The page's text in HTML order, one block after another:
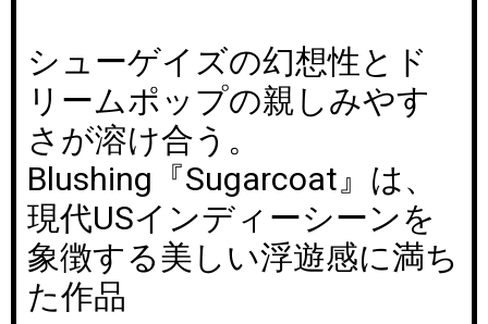
シューゲイズの幻想性とド
リームポップの親しみやす
さが溶け合う。
Blushing『Sugarcoat』は、
現代USインディーシーンを
象徴する美しい浮遊感に満ち
た作品